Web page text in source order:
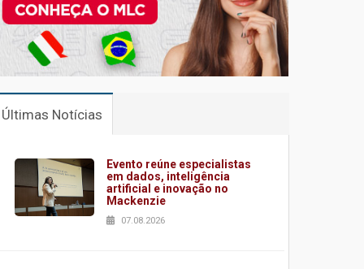
Últimas Notícias
Evento reúne especialistas
em dados, inteligência
artificial e inovação no
Mackenzie
07.08.2026